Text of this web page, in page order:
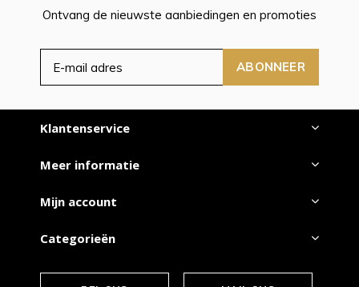
Ontvang de nieuwste aanbiedingen en promoties
ABONNEER
Klantenservice
Meer informatie
Mijn account
Categorieën